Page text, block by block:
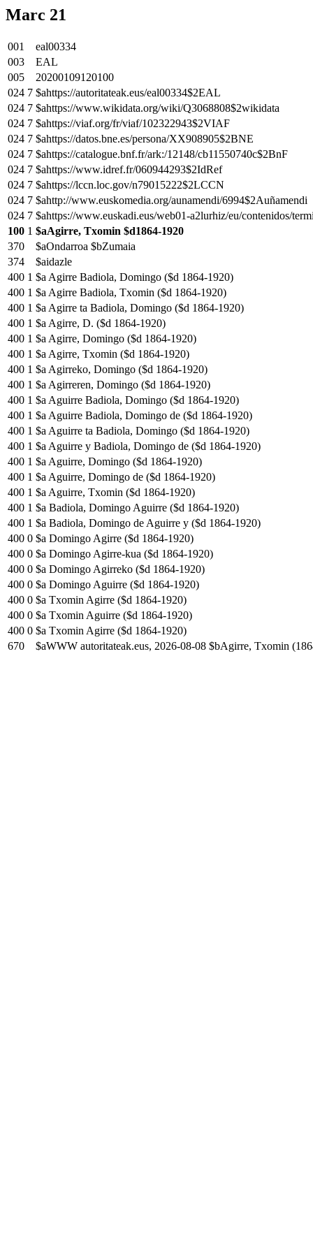
Marc 21
001
eal00334
003
EAL
005
20200109120100
024 7 $ahttps://autoritateak.eus/eal00334$2EAL
024 7 $ahttps://www.wikidata.org/wiki/Q3068808$2wikidata
024 7 $ahttps://viaf.org/fr/viaf/102322943$2VIAF
024 7 $ahttps://datos.bne.es/persona/XX908905$2BNE
024 7 $ahttps://catalogue.bnf.fr/ark:/12148/cb11550740c$2BnF
024 7 $ahttps://www.idref.fr/060944293$2IdRef
024 7 $ahttps://lccn.loc.gov/n79015222$2LCCN
024 7 $ahttp://www.euskomedia.org/aunamendi/6994$2Auñamendi
024 7 $ahttps://www.euskadi.eus/web01-a2lurhiz/eu/contenidos/
100 1 $aAgirre, Txomin $d1864-1920
370
$aOndarroa $bZumaia
374
$aidazle
400 1 $a Agirre Badiola, Domingo ($d 1864-1920)
400 1 $a Agirre Badiola, Txomin ($d 1864-1920)
400 1 $a Agirre ta Badiola, Domingo ($d 1864-1920)
400 1 $a Agirre, D. ($d 1864-1920)
400 1 $a Agirre, Domingo ($d 1864-1920)
400 1 $a Agirre, Txomin ($d 1864-1920)
400 1 $a Agirreko, Domingo ($d 1864-1920)
400 1 $a Agirreren, Domingo ($d 1864-1920)
400 1 $a Aguirre Badiola, Domingo ($d 1864-1920)
400 1 $a Aguirre Badiola, Domingo de ($d 1864-1920)
400 1 $a Aguirre ta Badiola, Domingo ($d 1864-1920)
400 1 $a Aguirre y Badiola, Domingo de ($d 1864-1920)
400 1 $a Aguirre, Domingo ($d 1864-1920)
400 1 $a Aguirre, Domingo de ($d 1864-1920)
400 1 $a Aguirre, Txomin ($d 1864-1920)
400 1 $a Badiola, Domingo Aguirre ($d 1864-1920)
400 1 $a Badiola, Domingo de Aguirre y ($d 1864-1920)
400 0 $a Domingo Agirre ($d 1864-1920)
400 0 $a Domingo Agirre-kua ($d 1864-1920)
400 0 $a Domingo Agirreko ($d 1864-1920)
400 0 $a Domingo Aguirre ($d 1864-1920)
400 0 $a Txomin Agirre ($d 1864-1920)
400 0 $a Txomin Aguirre ($d 1864-1920)
400 0 $a Txomin Agirre ($d 1864-1920)
670
$aWWW autoritateak.eus, 2026-08-08 $bAgirre, Txomin